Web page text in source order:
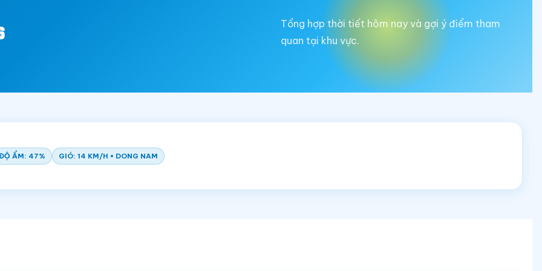
Tổng hợp thời tiết hôm nay và gợi ý điểm tham
quan tại khu vực.
ẨM: 47% GIÓ: 14 KM/H • DONG NAM